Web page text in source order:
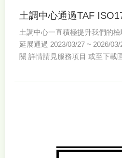
土調中心通過TAF
土調中心一直積極提升我們的
延展通過 2023/03/27 ~ 2026/
關 詳情請見服務項目 或至下載